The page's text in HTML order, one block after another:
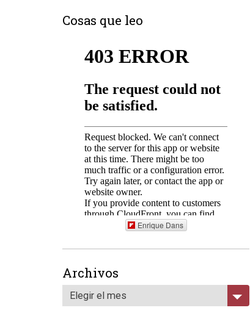
Cosas que leo
Enrique Dans
Archivos
Elegir el mes